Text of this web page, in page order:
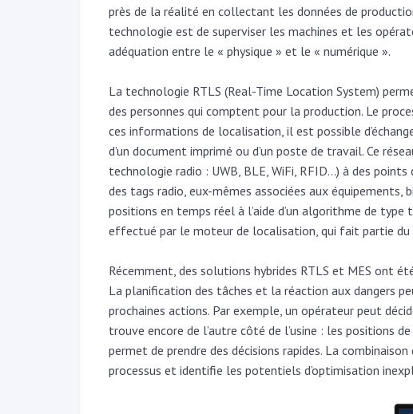
près de la réalité en collectant les données de
technologie est de superviser les machines et les
adéquation entre le « physique » et le « numérique ».
La technologie RTLS (Real-Time Location System)
des personnes qui comptent pour la production. Le
ces informations de localisation, il est possible
d’un document imprimé ou d’un poste de travail. Ce
technologie radio : UWB, BLE, WiFi, RFID…) à des
des tags radio, eux-mêmes associées aux équipements,
positions en temps réel à l’aide d’un algorithme de
effectué par le moteur de localisation, qui fait partie du
Récemment, des solutions hybrides RTLS et MES ont
La planification des tâches et la réaction aux dangers
prochaines actions. Par exemple, un opérateur peut
trouve encore de l’autre côté de l’usine : les positions
permet de prendre des décisions rapides. La
processus et identifie les potentiels d’optimisation